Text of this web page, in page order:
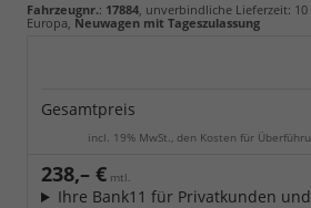
Fahrzeugnr.: 17884, unverbindliche Lieferzeit: 10
Europa, Neuwagen mit Tageszulassung
Gesamtpreis
incl. 19% MwSt., den Kosten für
238,– € mtl.
Ihre Bank11 für Privatkunden